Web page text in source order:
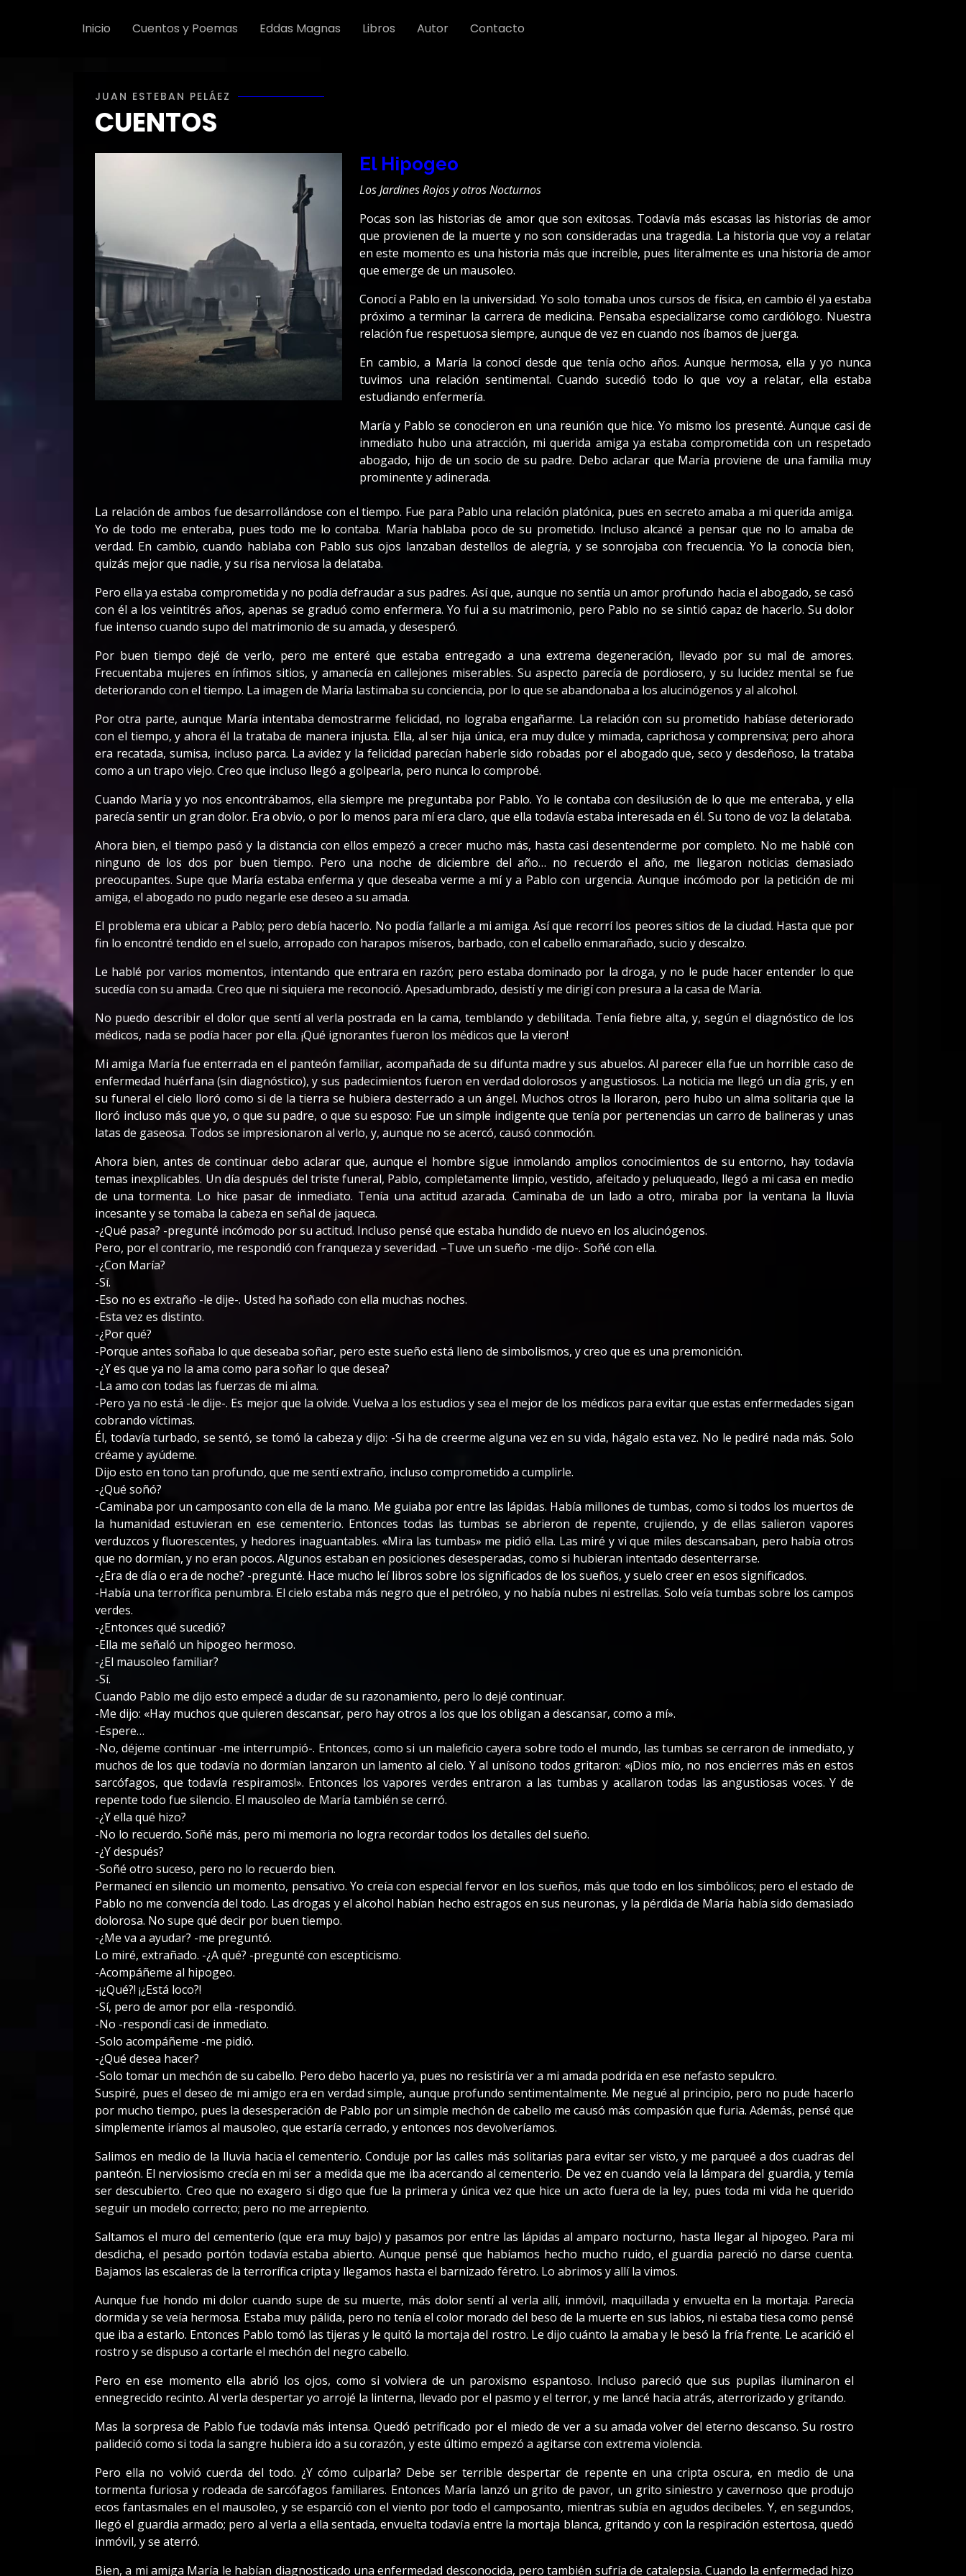
Inicio Cuentos y Poemas Eddas Magnas Libros Autor Contacto
JUAN ESTEBAN PELÁEZ
CUENTOS
El Hipogeo
Los Jardines Rojos y otros Nocturnos
Pocas son las historias de amor que son exitosas. Todavía más escasas las historias de amor
que provienen de la muerte y no son consideradas una tragedia. La historia que voy a relatar
en este momento es una historia más que increíble, pues literalmente es una historia de amor
que emerge de un mausoleo.
Conocí a Pablo en la universidad. Yo solo tomaba unos cursos de física, en cambio él ya estaba
próximo a terminar la carrera de medicina. Pensaba especializarse como cardiólogo. Nuestra
relación fue respetuosa siempre, aunque de vez en cuando nos íbamos de juerga.
En cambio, a María la conocí desde que tenía ocho años. Aunque hermosa, ella y yo nunca
tuvimos una relación sentimental. Cuando sucedió todo lo que voy a relatar, ella estaba
estudiando enfermería.
María y Pablo se conocieron en una reunión que hice. Yo mismo los presenté. Aunque casi de
inmediato hubo una atracción, mi querida amiga ya estaba comprometida con un respetado
abogado, hijo de un socio de su padre. Debo aclarar que María proviene de una familia muy
prominente y adinerada.
La relación de ambos fue desarrollándose con el tiempo. Fue para Pablo una relación platónica, pues en secreto amaba a mi querida amiga.
Yo de todo me enteraba, pues todo me lo contaba. María hablaba poco de su prometido. Incluso alcancé a pensar que no lo amaba de
verdad. En cambio, cuando hablaba con Pablo sus ojos lanzaban destellos de alegría, y se sonrojaba con frecuencia. Yo la conocía bien,
quizás mejor que nadie, y su risa nerviosa la delataba.
Pero ella ya estaba comprometida y no podía defraudar a sus padres. Así que, aunque no sentía un amor profundo hacia el abogado, se casó
con él a los veintitrés años, apenas se graduó como enfermera. Yo fui a su matrimonio, pero Pablo no se sintió capaz de hacerlo. Su dolor
fue intenso cuando supo del matrimonio de su amada, y desesperó.
Por buen tiempo dejé de verlo, pero me enteré que estaba entregado a una extrema degeneración, llevado por su mal de amores.
Frecuentaba mujeres en ínfimos sitios, y amanecía en callejones miserables. Su aspecto parecía de pordiosero, y su lucidez mental se fue
deteriorando con el tiempo. La imagen de María lastimaba su conciencia, por lo que se abandonaba a los alucinógenos y al alcohol.
Por otra parte, aunque María intentaba demostrarme felicidad, no lograba engañarme. La relación con su prometido habíase deteriorado
con el tiempo, y ahora él la trataba de manera injusta. Ella, al ser hija única, era muy dulce y mimada, caprichosa y comprensiva; pero ahora
era recatada, sumisa, incluso parca. La avidez y la felicidad parecían haberle sido robadas por el abogado que, seco y desdeñoso, la trataba
como a un trapo viejo. Creo que incluso llegó a golpearla, pero nunca lo comprobé.
Cuando María y yo nos encontrábamos, ella siempre me preguntaba por Pablo. Yo le contaba con desilusión de lo que me enteraba, y ella
parecía sentir un gran dolor. Era obvio, o por lo menos para mí era claro, que ella todavía estaba interesada en él. Su tono de voz la delataba.
Ahora bien, el tiempo pasó y la distancia con ellos empezó a crecer mucho más, hasta casi desentenderme por completo. No me hablé con
ninguno de los dos por buen tiempo. Pero una noche de diciembre del año… no recuerdo el año, me llegaron noticias demasiado
preocupantes. Supe que María estaba enferma y que deseaba verme a mí y a Pablo con urgencia. Aunque incómodo por la petición de mi
amiga, el abogado no pudo negarle ese deseo a su amada.
El problema era ubicar a Pablo; pero debía hacerlo. No podía fallarle a mi amiga. Así que recorrí los peores sitios de la ciudad. Hasta que por
fin lo encontré tendido en el suelo, arropado con harapos míseros, barbado, con el cabello enmarañado, sucio y descalzo.
Le hablé por varios momentos, intentando que entrara en razón; pero estaba dominado por la droga, y no le pude hacer entender lo que
sucedía con su amada. Creo que ni siquiera me reconoció. Apesadumbrado, desistí y me dirigí con presura a la casa de María.
No puedo describir el dolor que sentí al verla postrada en la cama, temblando y debilitada. Tenía fiebre alta, y, según el diagnóstico de los
médicos, nada se podía hacer por ella. ¡Qué ignorantes fueron los médicos que la vieron!
Mi amiga María fue enterrada en el panteón familiar, acompañada de su difunta madre y sus abuelos. Al parecer ella fue un horrible caso de
enfermedad huérfana (sin diagnóstico), y sus padecimientos fueron en verdad dolorosos y angustiosos. La noticia me llegó un día gris, y en
su funeral el cielo lloró como si de la tierra se hubiera desterrado a un ángel. Muchos otros la lloraron, pero hubo un alma solitaria que la
lloró incluso más que yo, o que su padre, o que su esposo: Fue un simple indigente que tenía por pertenencias un carro de balineras y unas
latas de gaseosa. Todos se impresionaron al verlo, y, aunque no se acercó, causó conmoción.
Ahora bien, antes de continuar debo aclarar que, aunque el hombre sigue inmolando amplios conocimientos de su entorno, hay todavía
temas inexplicables. Un día después del triste funeral, Pablo, completamente limpio, vestido, afeitado y peluqueado, llegó a mi casa en medio
de una tormenta. Lo hice pasar de inmediato. Tenía una actitud azarada. Caminaba de un lado a otro, miraba por la ventana la lluvia
incesante y se tomaba la cabeza en señal de jaqueca.
-¿Qué pasa? -pregunté incómodo por su actitud. Incluso pensé que estaba hundido de nuevo en los alucinógenos.
Pero, por el contrario, me respondió con franqueza y severidad. –Tuve un sueño -me dijo-. Soñé con ella.
-¿Con María?
-Sí.
-Eso no es extraño -le dije-. Usted ha soñado con ella muchas noches.
-Esta vez es distinto.
-¿Por qué?
-Porque antes soñaba lo que deseaba soñar, pero este sueño está lleno de simbolismos, y creo que es una premonición.
-¿Y es que ya no la ama como para soñar lo que desea?
-La amo con todas las fuerzas de mi alma.
-Pero ya no está -le dije-. Es mejor que la olvide. Vuelva a los estudios y sea el mejor de los médicos para evitar que estas enfermedades sigan
cobrando víctimas.
Él, todavía turbado, se sentó, se tomó la cabeza y dijo: -Si ha de creerme alguna vez en su vida, hágalo esta vez. No le pediré nada más. Solo
créame y ayúdeme.
Dijo esto en tono tan profundo, que me sentí extraño, incluso comprometido a cumplirle.
-¿Qué soñó?
-Caminaba por un camposanto con ella de la mano. Me guiaba por entre las lápidas. Había millones de tumbas, como si todos los muertos de
la humanidad estuvieran en ese cementerio. Entonces todas las tumbas se abrieron de repente, crujiendo, y de ellas salieron vapores
verduzcos y fluorescentes, y hedores inaguantables. «Mira las tumbas» me pidió ella. Las miré y vi que miles descansaban, pero había otros
que no dormían, y no eran pocos. Algunos estaban en posiciones desesperadas, como si hubieran intentado desenterrarse.
-¿Era de día o era de noche? -pregunté. Hace mucho leí libros sobre los significados de los sueños, y suelo creer en esos significados.
-Había una terrorífica penumbra. El cielo estaba más negro que el petróleo, y no había nubes ni estrellas. Solo veía tumbas sobre los campos
verdes.
-¿Entonces qué sucedió?
-Ella me señaló un hipogeo hermoso.
-¿El mausoleo familiar?
-Sí.
Cuando Pablo me dijo esto empecé a dudar de su razonamiento, pero lo dejé continuar.
-Me dijo: «Hay muchos que quieren descansar, pero hay otros a los que los obligan a descansar, como a mí».
-Espere…
-No, déjeme continuar -me interrumpió-. Entonces, como si un maleficio cayera sobre todo el mundo, las tumbas se cerraron de inmediato, y
muchos de los que todavía no dormían lanzaron un lamento al cielo. Y al unísono todos gritaron: «¡Dios mío, no nos encierres más en estos
sarcófagos, que todavía respiramos!». Entonces los vapores verdes entraron a las tumbas y acallaron todas las angustiosas voces. Y de
repente todo fue silencio. El mausoleo de María también se cerró.
-¿Y ella qué hizo?
-No lo recuerdo. Soñé más, pero mi memoria no logra recordar todos los detalles del sueño.
-¿Y después?
-Soñé otro suceso, pero no lo recuerdo bien.
Permanecí en silencio un momento, pensativo. Yo creía con especial fervor en los sueños, más que todo en los simbólicos; pero el estado de
Pablo no me convencía del todo. Las drogas y el alcohol habían hecho estragos en sus neuronas, y la pérdida de María había sido demasiado
dolorosa. No supe qué decir por buen tiempo.
-¿Me va a ayudar? -me preguntó.
Lo miré, extrañado. -¿A qué? -pregunté con escepticismo.
-Acompáñeme al hipogeo.
-¡¿Qué?! ¡¿Está loco?!
-Sí, pero de amor por ella -respondió.
-No -respondí casi de inmediato.
-Solo acompáñeme -me pidió.
-¿Qué desea hacer?
-Solo tomar un mechón de su cabello. Pero debo hacerlo ya, pues no resistiría ver a mi amada podrida en ese nefasto sepulcro.
Suspiré, pues el deseo de mi amigo era en verdad simple, aunque profundo sentimentalmente. Me negué al principio, pero no pude hacerlo
por mucho tiempo, pues la desesperación de Pablo por un simple mechón de cabello me causó más compasión que furia. Además, pensé que
simplemente iríamos al mausoleo, que estaría cerrado, y entonces nos devolveríamos.
Salimos en medio de la lluvia hacia el cementerio. Conduje por las calles más solitarias para evitar ser visto, y me parqueé a dos cuadras del
panteón. El nerviosismo crecía en mi ser a medida que me iba acercando al cementerio. De vez en cuando veía la lámpara del guardia, y temía
ser descubierto. Creo que no exagero si digo que fue la primera y única vez que hice un acto fuera de la ley, pues toda mi vida he querido
seguir un modelo correcto; pero no me arrepiento.
Saltamos el muro del cementerio (que era muy bajo) y pasamos por entre las lápidas al amparo nocturno, hasta llegar al hipogeo. Para mi
desdicha, el pesado portón todavía estaba abierto. Aunque pensé que habíamos hecho mucho ruido, el guardia pareció no darse cuenta.
Bajamos las escaleras de la terrorífica cripta y llegamos hasta el barnizado féretro. Lo abrimos y allí la vimos.
Aunque fue hondo mi dolor cuando supe de su muerte, más dolor sentí al verla allí, inmóvil, maquillada y envuelta en la mortaja. Parecía
dormida y se veía hermosa. Estaba muy pálida, pero no tenía el color morado del beso de la muerte en sus labios, ni estaba tiesa como pensé
que iba a estarlo. Entonces Pablo tomó las tijeras y le quitó la mortaja del rostro. Le dijo cuánto la amaba y le besó la fría frente. Le acarició el
rostro y se dispuso a cortarle el mechón del negro cabello.
Pero en ese momento ella abrió los ojos, como si volviera de un paroxismo espantoso. Incluso pareció que sus pupilas iluminaron el
ennegrecido recinto. Al verla despertar yo arrojé la linterna, llevado por el pasmo y el terror, y me lancé hacia atrás, aterrorizado y gritando.
Mas la sorpresa de Pablo fue todavía más intensa. Quedó petrificado por el miedo de ver a su amada volver del eterno descanso. Su rostro
palideció como si toda la sangre hubiera ido a su corazón, y este último empezó a agitarse con extrema violencia.
Pero ella no volvió cuerda del todo. ¿Y cómo culparla? Debe ser terrible despertar de repente en una cripta oscura, en medio de una
tormenta furiosa y rodeada de sarcófagos familiares. Entonces María lanzó un grito de pavor, un grito siniestro y cavernoso que produjo
ecos fantasmales en el mausoleo, y se esparció con el viento por todo el camposanto, mientras subía en agudos decibeles. Y, en segundos,
llegó el guardia armado; pero al verla a ella sentada, envuelta todavía entre la mortaja blanca, gritando y con la respiración estertosa, quedó
inmóvil, y se aterró.
Bien, a mi amiga María le habían diagnosticado una enfermedad desconocida, pero también sufría de catalepsia. Cuando la enfermedad hizo